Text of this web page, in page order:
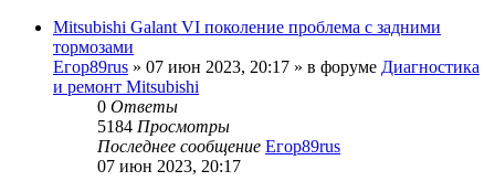
Mitsubishi Galant VI поколение проблема с задними
тормозами
Егор89rus » 07 июн 2023, 20:17 » в форуме Диагностика
и ремонт Mitsubishi
0 Ответы
5184 Просмотры
Последнее сообщение Егор89rus
07 июн 2023, 20:17